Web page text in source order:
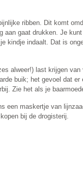
ribben. Dit komt
aan gaat drukken. Je
kindje indaalt. Dat is
alweer!) last krijgen
buik; het gevoel dat
Zie het als je
een maskertje van
bij de drogisterij.